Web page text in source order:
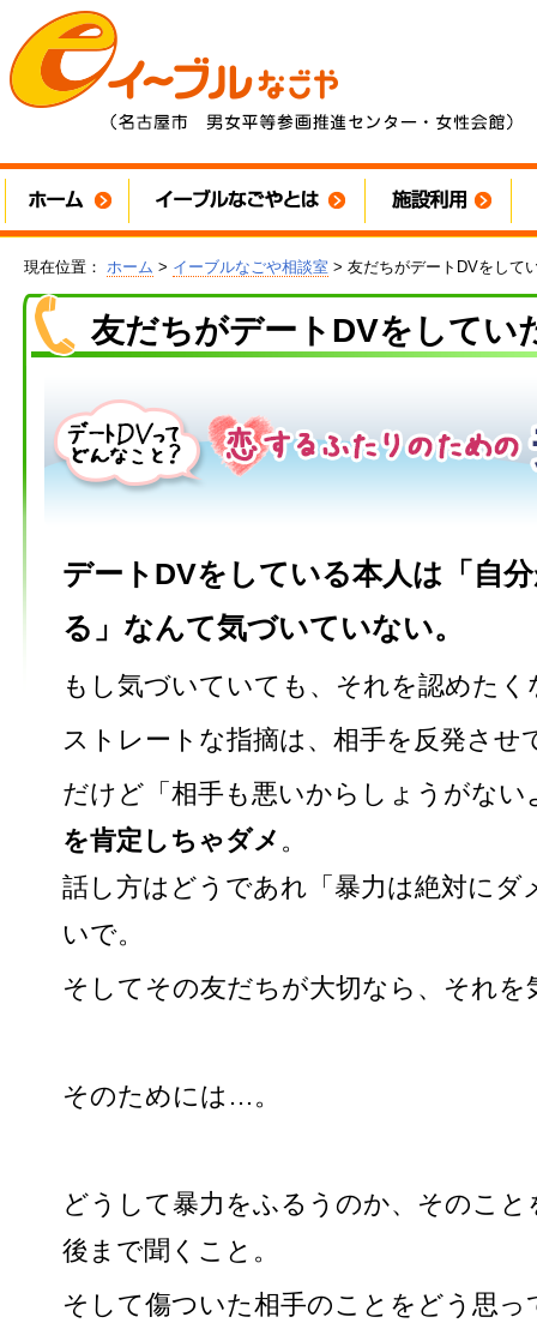
現在位置： ホーム > イーブルなごや相談室 > 友だちがデートDVをして
友だちがデートDVをしてい
デートDVをしている本人は「自
る」なんて気づいていない。
もし気づいていても、それを認めた
ストレートな指摘は、相手を反発さ
だけど「相手も悪いからしょうがない
を肯定しちゃダメ 。
話し方はどうであれ「暴力は絶対にダ
いで。
そしてその友だちが大切なら、それ
そのためには…。
どうして暴力をふるうのか、そのこ
後まで聞くこと。
そして傷ついた相手のことをどう思